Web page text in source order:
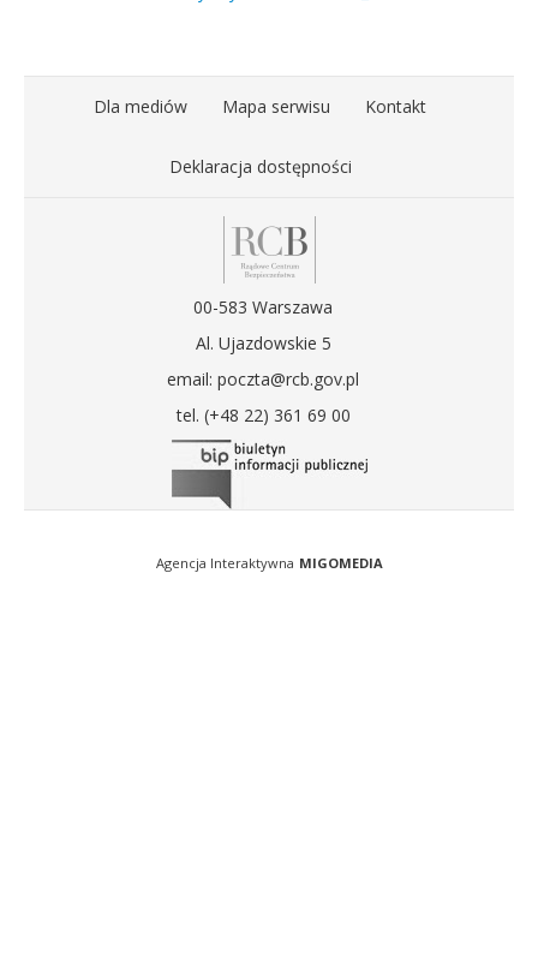
Dla mediów Mapa serwisu Kontakt
Deklaracja dostępności
00-583 Warszawa
Al. Ujazdowskie 5
email: poczta@rcb.gov.pl
tel. (+48 22) 361 69 00
Agencja Interaktywna MIGOMEDIA